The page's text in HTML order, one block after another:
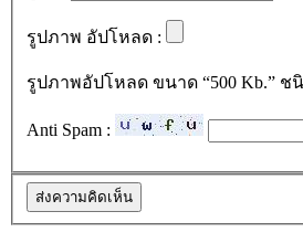
รูปภาพ อัปโหลด :
รูปภาพอัปโหลด ขนาด “500 Kb.” ชนิ
Anti Spam :